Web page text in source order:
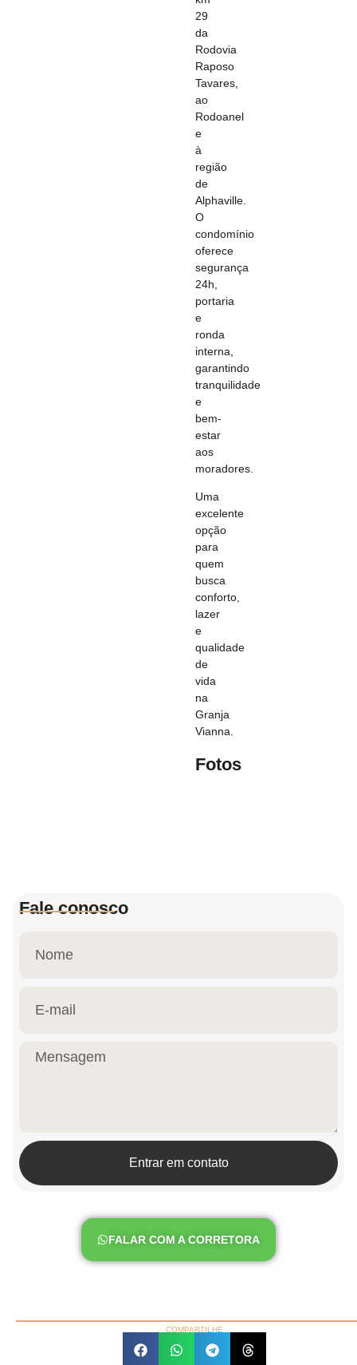
29
da
Rodovia
Raposo
Tavares,
ao
Rodoanel
e
à
região
de
Alphaville.
O
condomínio
oferece
segurança
24h,
portaria
e
ronda
interna,
garantindo
tranquilidade
e
bem-
estar
aos
moradores.
Uma
excelente
opção
para
quem
busca
conforto,
lazer
e
qualidade
de
vida
na
Granja
Vianna.
Fotos
Fale conosco
Entrar em contato
FALAR COM A CORRETORA
COMPARTILHE